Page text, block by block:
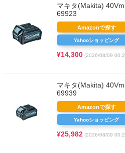
マキタ(Makita)
69923
¥14,300 (2026/08/09
Amazonで探す
Yahooショッピング
マキタ(Makita)
69939
¥25,982 (2026/08/09
Amazonで探す
Yahooショッピング